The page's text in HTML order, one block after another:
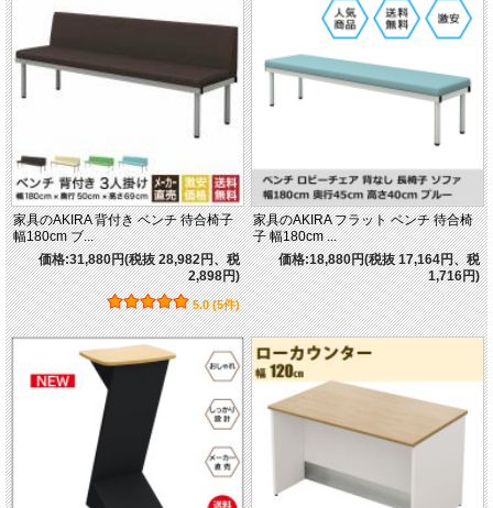
家具のAKIRA 背付き ベンチ 待合椅子
幅180cm ブ...
価格:31,880円(税抜 28,982円、税
2,898円)
5.0 (5件)
家具のAKIRA フラット ベンチ 待合椅
子 幅180cm ...
価格:18,880円(税抜 17,164円、税
1,716円)